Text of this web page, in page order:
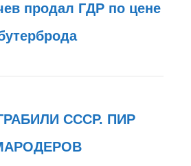
продал ГДР по цене
СССР. ПИР